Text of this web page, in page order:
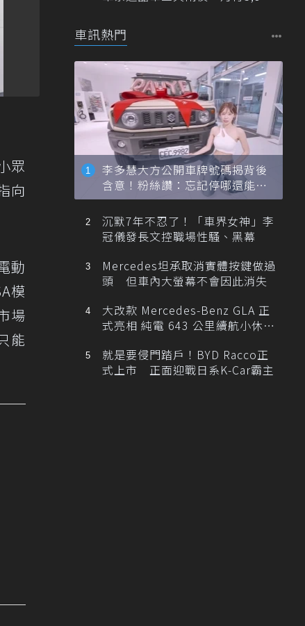
眾
向
動
模
場
能
車訊熱門
李多慧大方公開車牌號碼揭背後
含意！粉絲讚：忘記停哪還能幫
忙找車
沉默7年不忍了！「車界女神」李
冠儀發長文控職場性騷、黑幕
Mercedes坦承取消實體按鍵做過
頭 但車內大螢幕不會因此消失
大改款 Mercedes-Benz GLA 正
式亮相 純電 643 公里續航小休
就是要侵門踏戶！BYD Racco正
式上市 正面迎戰日系K-Car霸主